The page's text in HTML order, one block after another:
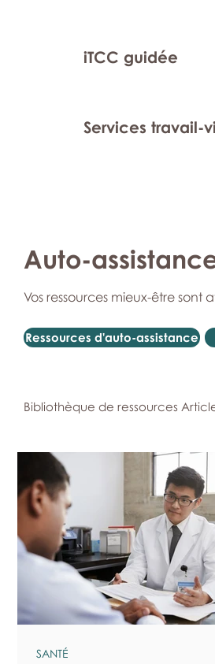
iTCC guidée
Services travail-
Auto-
Vos ressources mieux-être sont
Ressources d'auto-assistance
Bibliothèque de ressources
SANTÉ